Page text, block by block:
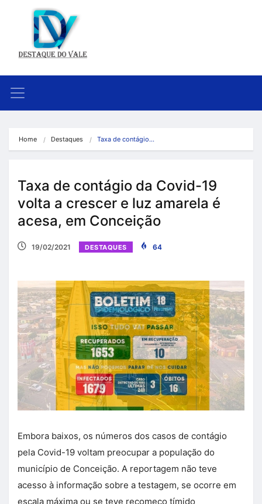
Home Destaques Taxa de contágio…
Taxa de contágio da Covid-19
volta a crescer e luz amarela é
acesa, em Conceição
19/02/2021 DESTAQUES 64
Embora baixos, os números dos casos de contágio
pela Covid-19 voltam preocupar a população do
município de Conceição. A reportagem não teve
acesso à informação sobre a testagem, se ocorre em
escala máxima ou se teve recomeço tímido